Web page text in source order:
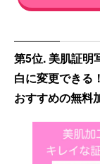
第5位. 美肌証明
白に変更できる
おすすめの無料